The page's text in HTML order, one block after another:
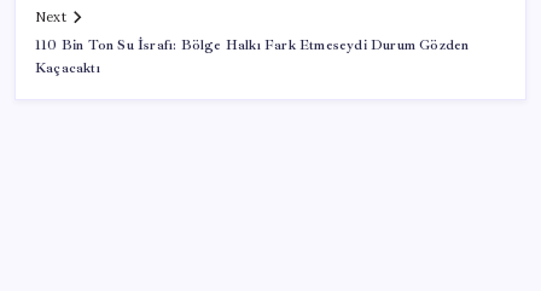
Next
110 Bin Ton Su İsrafı: Bölge Halkı Fark Etmeseydi Durum Gözden
Kaçacaktı